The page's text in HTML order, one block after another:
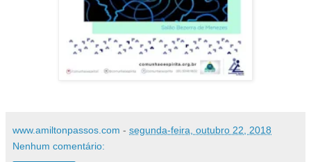
www.amiltonpassos.com - segunda-feira, outubro 22, 2018
Nenhum comentário: